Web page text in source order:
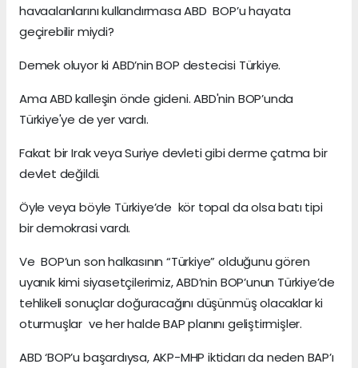
havaalanlarını kullandırmasa ABD BOP’u hayata
geçirebilir miydi?
Demek oluyor ki ABD’nin BOP destecisi Türkiye.
Ama ABD kalleşin önde gideni. ABD'nin BOP’unda
Türkiye'ye de yer vardı.
Fakat bir Irak veya Suriye devleti gibi derme çatma bir
devlet değildi.
Öyle veya böyle Türkiye’de kör topal da olsa batı tipi
bir demokrasi vardı.
Ve BOP’un son halkasının “Türkiye” olduğunu gören
uyanık kimi siyasetçilerimiz, ABD’nin BOP’unun Türkiye’de
tehlikeli sonuçlar doğuracağını düşünmüş olacaklar ki
oturmuşlar ve her halde BAP planını geliştirmişler.
ABD ‘BOP’u başardıysa, AKP-MHP iktidarı da neden BAP’ı